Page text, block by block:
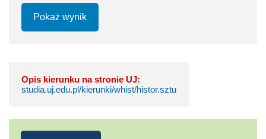
Pokaż wynik
Opis kierunku na stronie UJ:
studia.uj.edu.pl/kierunki/whist/histor.sztu